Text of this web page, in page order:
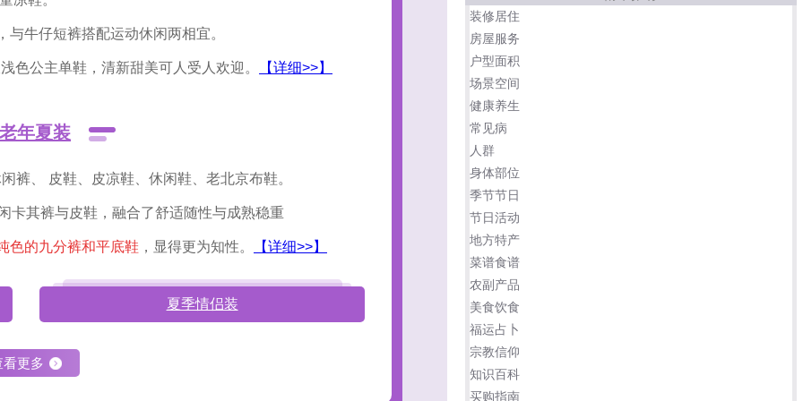
牛仔短裤搭配运动休闲两相宜。
色公主单鞋，清新甜美可人受人欢迎。 【详细>>】
年夏装
裤、 皮鞋、皮凉鞋、休闲鞋、老北京布鞋。
卡其裤与皮鞋， 融合了舒适随性与成熟稳重
色的九分裤和平底鞋 ，显得更为知性。 【详细>>】
夏季情侣装
看更多
装修居住
房屋服务
户型面积
场景空间
健康养生
常见病
人群
身体部位
季节节日
节日活动
地方特产
菜谱食谱
农副产品
美食饮食
福运占卜
宗教信仰
知识百科
买购指南